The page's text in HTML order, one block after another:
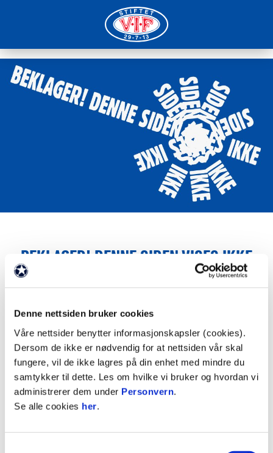
Denne nettsiden bruker cookies
Våre nettsider benytter informasjonskapsler (cookies).
Dersom de ikke er nødvendig for at nettsiden vår skal
fungere, vil de ikke lagres på din enhet med mindre du
samtykker til dette. Les om hvilke vi bruker og hvordan vi
administrerer dem under Personvern.
Se alle cookies her.
BEKLAGER! DENNE SIDEN VISES IKKE
Vi har nettopp lagt om til nye nettsider. Det gjør at
en del sider ikke dukker opp i Google-søk. En del
gamle lenker vil ikke lenger peke til riktig side.
Dette er normalt og vil justere seg etterhvert som
Google indekserer sidene på nytt.
Dette er en ny medieplattform, og noen feil kan